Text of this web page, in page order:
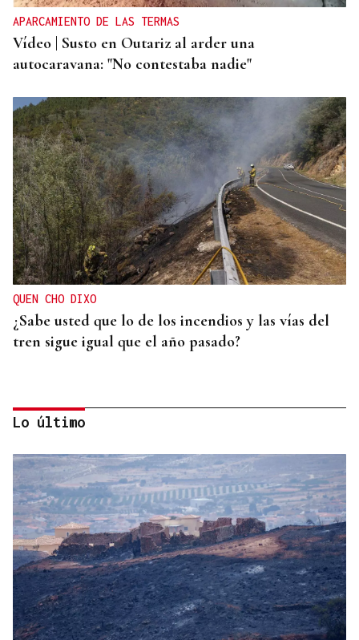
APARCAMIENTO DE LAS TERMAS
Vídeo | Susto en Outariz al arder una
autocaravana: "No contestaba nadie"
QUEN CHO DIXO
¿Sabe usted que lo de los incendios y las vías del
tren sigue igual que el año pasado?
HELICOPTERO MEDICALIZADO
Un motorista en estado grave tras una colisión en
Velle
Lo último